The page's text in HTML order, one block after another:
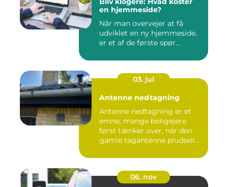
en hjemmeside?
Når man overvejer at få
udviklet en ny hjemmeside,
er et af de første spør...
03. jul
Antenne nedtagning
Antenne nedtagning er et
emne, mange boligejere
først tænker over, når den
gamle tagantenne pludseli...
06. nov